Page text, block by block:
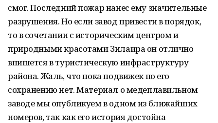
смог. Последний пожар нанес ему значительные
разрушения. Но если завод привести в порядок,
то в сочетании с историческим центром и
природными красотами Зилаира он отлично
впишется в туристическую инфраструктуру
района. Жаль, что пока подвижек по его
сохранению нет. Материал о медеплавильном
заводе мы опубликуем в одном из ближайших
номеров, так как его история достойна